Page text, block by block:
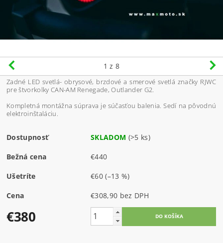
1 z 8
Zadné LED svetlá- obrysové, brzdové a smerové svetlá značky RJWC
pre štvorkolky CAN-AM Renegade, Outlander G2.
Kompletná montážna súprava je súčasťou balenia. Sedí na pôvodnú
elektroinštaláciu.
Dostupnosť SKLADOM (>5 ks)
Bežná cena €440
Ušetríte €60(–13 %)
Cena €308,90 bez DPH
€380